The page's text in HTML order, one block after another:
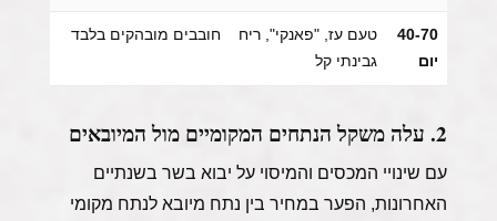
40-70
טעם עז, "פאנקי", ריח
גבינתי קל
חובבים מובהקים בלבד
2. עלה משקל הנתחים המקומיים מול המיובאים
עם שינויי המכסים והמיסוי על יבוא בשר בשנתיים
האחרונות, הפער במחיר בין נתח מיובא לנתח מקומי